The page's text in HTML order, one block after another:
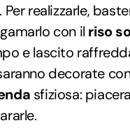
Per realizzarle,
con il riso
e lascito
decorate
sfiziosa: